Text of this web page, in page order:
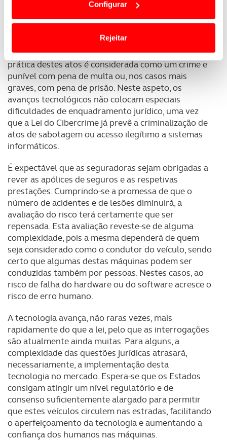
termos e a todo o tempo as suas preferências e limitando
o acesso a informações durante a navegação no
personalizar conteúdos e anúncios, para lhe proporcionar
funcionalidades de redes sociais, bem como para
analisar dados de navegação no nosso website.
Adicionalmente partilhamos informação, relativa à sua
utilização do nosso site de publicidade e de análise, com
parceiros e organizações na UE e em países terceiros.
O ACP garantirá que as transferências internacionais de
dados pessoais serão realizadas apenas com o seu
consentimento e quando tal se afigure estritamente
necessário no contexto dos serviços a prestar.
Realçamos que o bloqueio de certo tipo de Cookies e
tecnologias similares pode ter impacto na sua
experiência de navegação no Website e nos serviços
disponibilizados.
Consulte a política de cookies do site.
Configurar
Rejeitar
responsabilidade e aos dilemas “morais” que se
podem colocar, uma das preocupações dos
sistemas contra ataques maliciosos de terceiros,
isto é, contra o hacking. À luz da lei portuguesa, a
prática destes atos é considerada como um crime e
punível com pena de multa ou, nos casos mais
graves, com pena de prisão. Neste aspeto, os
avanços tecnológicos não colocam especiais
dificuldades de enquadramento jurídico, uma vez
que a Lei do Cibercrime já prevê a criminalização de
atos de sabotagem ou acesso ilegítimo a sistemas
informáticos.
É expectável que as seguradoras sejam obrigadas a
rever as apólices de seguros e as respetivas
prestações. Cumprindo-se a promessa de que o
número de acidentes e de lesões diminuirá, a
avaliação do risco terá certamente que ser
repensada. Esta avaliação reveste-se de alguma
complexidade, pois a mesma dependerá de quem
seja considerado como o condutor do veículo, sendo
certo que algumas destas máquinas podem ser
conduzidas também por pessoas. Nestes casos, ao
risco de falha do hardware ou do software acresce o
risco de erro humano.
A tecnologia avança, não raras vezes, mais
rapidamente do que a lei, pelo que as interrogações
são atualmente ainda muitas. Para alguns, a
complexidade das questões jurídicas atrasará,
necessariamente, a implementação desta
tecnologia no mercado. Espera-se que os Estados
consigam atingir um nível regulatório e de
consenso suficientemente alargado para permitir
que estes veículos circulem nas estradas, facilitando
o aperfeiçoamento da tecnologia e aumentando a
confiança dos humanos nas máquinas.